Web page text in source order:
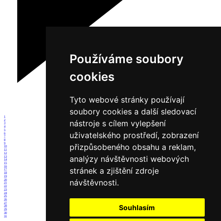
Používáme soubory
cookies
Tyto webové stránky používají
soubory cookies a další sledovací
nástroje s cílem vylepšení
uživatelského prostředí, zobrazení
přizpůsobeného obsahu a reklam,
analýzy návštěvnosti webových
stránek a zjištění zdroje
návštěvnosti.
Souhlasím
1
2
3
4
5
6
7
8
9
10
11
12
13
14
15
16
17
18
19
20
21
22
23
24
25
26
27
28
29
30
31